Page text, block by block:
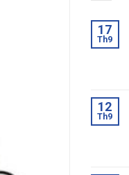
17
Th9
12
Th9